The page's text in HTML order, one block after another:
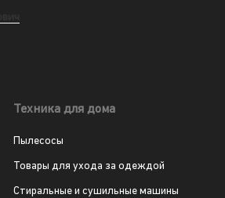
Техника для дома
Пылесосы
Товары для ухода за одеждой
Стиральные и сушильные машины